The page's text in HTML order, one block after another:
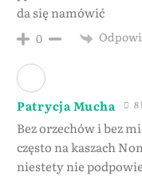
da się namówić
0
Patrycja Mucha 8
Bez orzechów i bez
często na kaszach
niestety nie